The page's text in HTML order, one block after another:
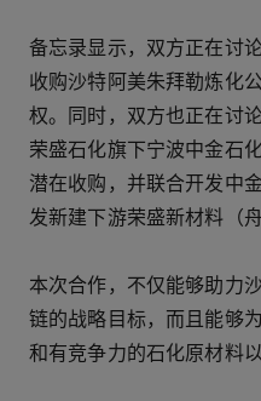
备忘录显示，双方正在讨
收购沙特阿美朱拜勒炼化
权。同时，双方也正在讨
荣盛石化旗下宁波中金石
潜在收购，并联合开发中
发新建下游荣盛新材料（
本次合作，不仅能够助力
链的战略目标，而且能够
和有竞争力的石化原材料